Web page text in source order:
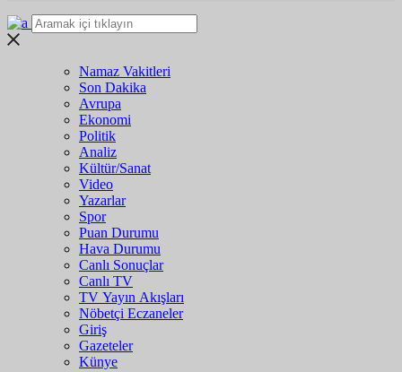
Namaz Vakitleri
Son Dakika
Avrupa
Ekonomi
Politik
Analiz
Kültür/Sanat
Video
Yazarlar
Spor
Puan Durumu
Hava Durumu
Canlı Sonuçlar
Canlı TV
TV Yayın Akışları
Nöbetçi Eczaneler
Giriş
Gazeteler
Künye